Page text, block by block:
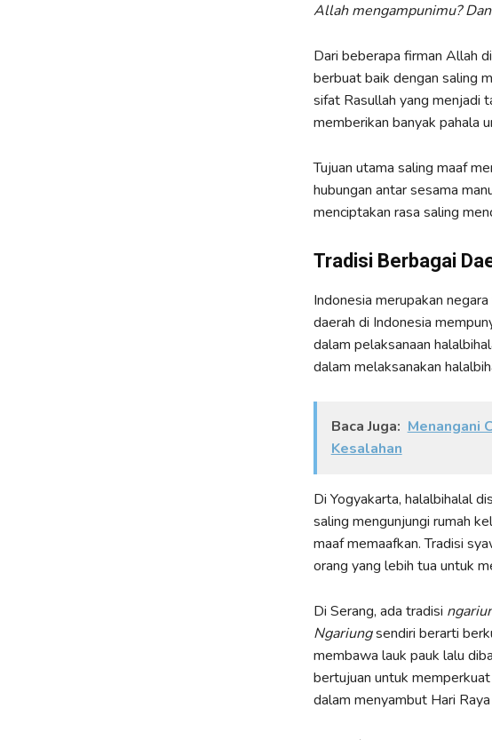
Allah mengampunimu?
Dari beberapa firman Allah
berbuat baik dengan saling
sifat Rasullah yang menjadi
memberikan banyak pahala
Tujuan utama saling maaf
hubungan antar sesama
menciptakan rasa saling
Tradisi Berbagai
Indonesia merupakan
daerah di Indonesia
dalam pelaksanaan
dalam melaksanakan
Baca Juga: Menangani
Kesalahan
Di Yogyakarta, halalbihalal
saling mengunjungi rumah
maaf memaafkan. Tradisi
orang yang lebih tua untuk
Di Serang, ada tradisi
Ngariungsendiri berarti
membawa lauk pauk lalu
bertujuan untuk
dalam menyambut Hari